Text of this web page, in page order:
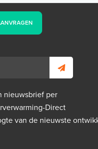
nieuwsbrief per
Direct
van de nieuwste